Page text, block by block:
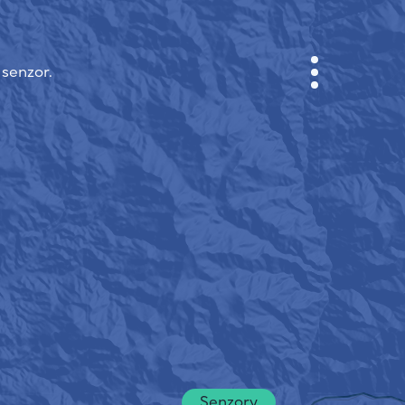
KABINET
MAPA MĚSTA
SENZOR NEBO
O NÁS
JAZYK STRÁNEK
English
Česky
Deutsch